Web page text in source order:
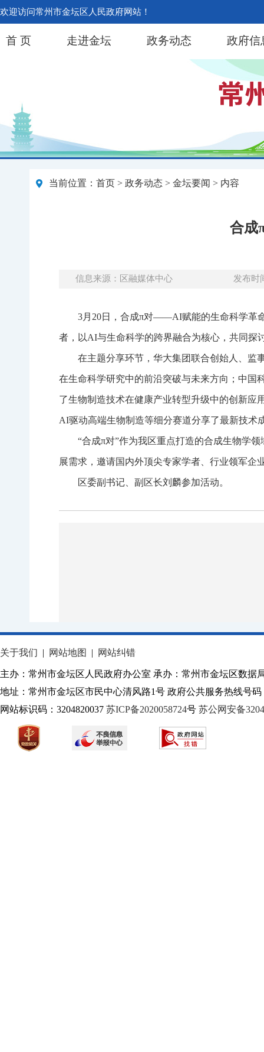
欢迎访问常州市金坛区人民政府网站！
首 页 走进金坛 政务动态 政府信
当前位置： 首页 > 政务动态 > 金坛要闻 > 内容
合成
信息来源：区融媒体中心 发布时
3月20日，合成π对——AI赋能的生命科学革
者，以AI与生命科学的跨界融合为核心，共同探
在主题分享环节，华大集团联合创始人、监
在生命科学研究中的前沿突破与未来方向；中国
了生物制造技术在健康产业转型升级中的创新应
AI驱动高端生物制造等细分赛道分享了最新技术
“合成π对”作为我区重点打造的合成生物学
展需求，邀请国内外顶尖专家学者、行业领军
区委副书记、副区长刘麟参加活动。
关于我们 | 网站地图 | 网站纠错
主办：常州市金坛区人民政府办公室 承办：常州市金坛区数据
地址：常州市金坛区市民中心清风路1号 政府公共服务热线号码
网站标识码：3204820037 苏ICP备2020058724号 苏公网安备